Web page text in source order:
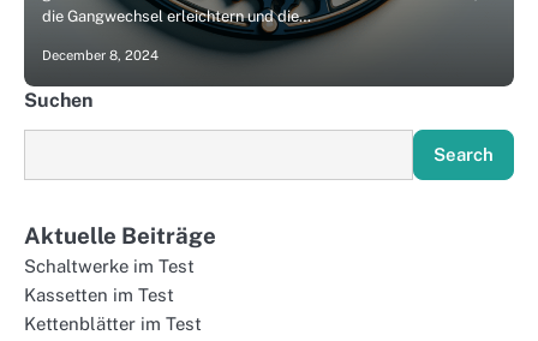
die Gangwechsel erleichtern und die…
December 8, 2024
Suchen
Search
Aktuelle Beiträge
Schaltwerke im Test
Kassetten im Test
Kettenblätter im Test